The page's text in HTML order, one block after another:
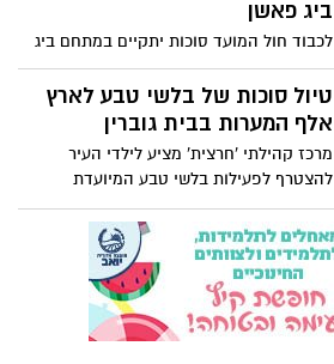
ביג פאשן
לכבוד חול המועד סוכות יתקיים במתחם ביג
פאשן אשדוד , פסטיבל בירה , מדובר
בפסטיבל עם מחיר הבירה הכי נמוך בארץ .
טיול סוכות של בלשי טבע לארץ
אלף המערות בבית גוברין
מרכז קהילתי 'חרצית' מציע לילדי העיר
להצטרף לפעילות בלשי טבע המיועדת
לתלמידי כיתות ד'-ה' ומופעלת ע"י חוגי
הסיירות של הקק"ל ע"ש אורי מימון. הפעילות
מתקיימת בחופשות החגים במתכונת של יום
טיול באזור אשדוד, והיא מועברת ע"י מדריכי
חוגי הסיירות